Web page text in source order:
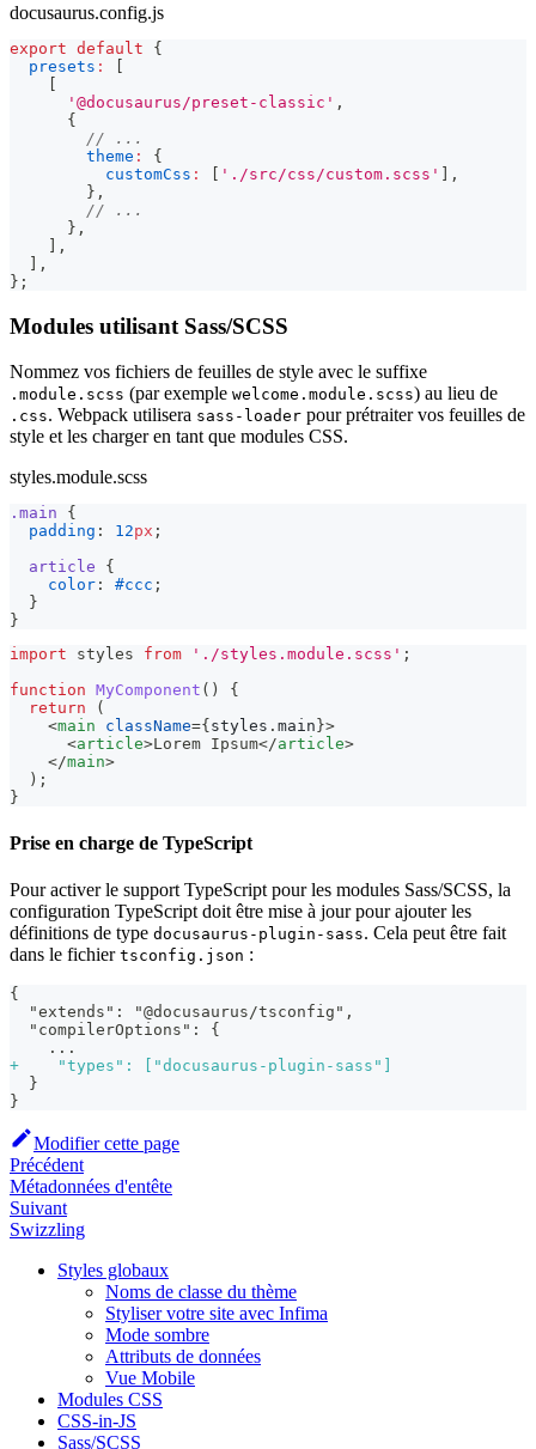
docusaurus.config.js
export default
{
presets :
'@docusaurus/preset-classic' ,
{
// ...
theme :
{
customCss : './src/css/custom.scss'
,
} ,
// ...
} ,
,
,
} ;
Modules utilisant Sass/SCSS
Nommez vos fichiers de feuilles de style avec le suffixe
.module.scss (par exemple welcome.module.scss) au lieu de
.css. Webpack utilisera sass-loader pour prétraiter vos feuilles de
style et les charger en tant que modules CSS.
styles.module.scss
.main {
padding : 12px ;
article {
color : #ccc ;
}
}
import
styles from './styles.module.scss' ;
function MyComponent ( )
{
return
(
<main className={ styles . main }>
<article>Lorem Ipsum</article>
</main>
) ;
}
Prise en charge de TypeScript
Pour activer le support TypeScript pour les modules Sass/SCSS, la
configuration TypeScript doit être mise à jour pour ajouter les
définitions de type docusaurus-plugin-sass. Cela peut être fait
dans le fichier tsconfig.json :
{
"extends": "@docusaurus/tsconfig",
"compilerOptions": {
   ...
+
    "types": ["docusaurus-plugin-sass"]
}
}
Modifier cette page
Précédent
Métadonnées d'entête
Suivant
Swizzling
Styles globaux
Noms de classe du thème
Styliser votre site avec Infima
Mode sombre
Attributs de données
Vue Mobile
Modules CSS
CSS-in-JS
Sass/SCSS